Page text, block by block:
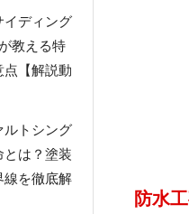
防水
イディング
教える特
【解説動
ルトシング
とは？塗装
線を徹底解